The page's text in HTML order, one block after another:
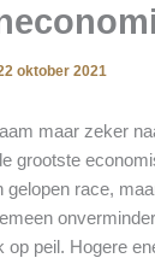
oktober 2021
maar zeker
grootste
gelopen race,
op peil. Hogere